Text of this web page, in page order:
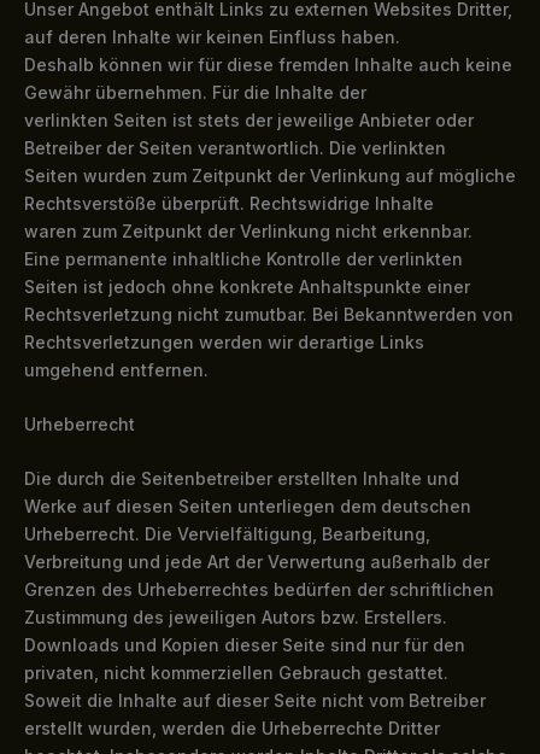
Unser Angebot enthält Links zu externen Websites Dritter,
auf deren Inhalte wir keinen Einfluss haben.
Deshalb können wir für diese fremden Inhalte auch keine
Gewähr übernehmen. Für die Inhalte der
verlinkten Seiten ist stets der jeweilige Anbieter oder
Betreiber der Seiten verantwortlich. Die verlinkten
Seiten wurden zum Zeitpunkt der Verlinkung auf mögliche
Rechtsverstöße überprüft. Rechtswidrige Inhalte
waren zum Zeitpunkt der Verlinkung nicht erkennbar.
Eine permanente inhaltliche Kontrolle der verlinkten
Seiten ist jedoch ohne konkrete Anhaltspunkte einer
Rechtsverletzung nicht zumutbar. Bei Bekanntwerden von
Rechtsverletzungen werden wir derartige Links
umgehend entfernen.
Urheberrecht
Die durch die Seitenbetreiber erstellten Inhalte und
Werke auf diesen Seiten unterliegen dem deutschen
Urheberrecht. Die Vervielfältigung, Bearbeitung,
Verbreitung und jede Art der Verwertung außerhalb der
Grenzen des Urheberrechtes bedürfen der schriftlichen
Zustimmung des jeweiligen Autors bzw. Erstellers.
Downloads und Kopien dieser Seite sind nur für den
privaten, nicht kommerziellen Gebrauch gestattet.
Soweit die Inhalte auf dieser Seite nicht vom Betreiber
erstellt wurden, werden die Urheberrechte Dritter